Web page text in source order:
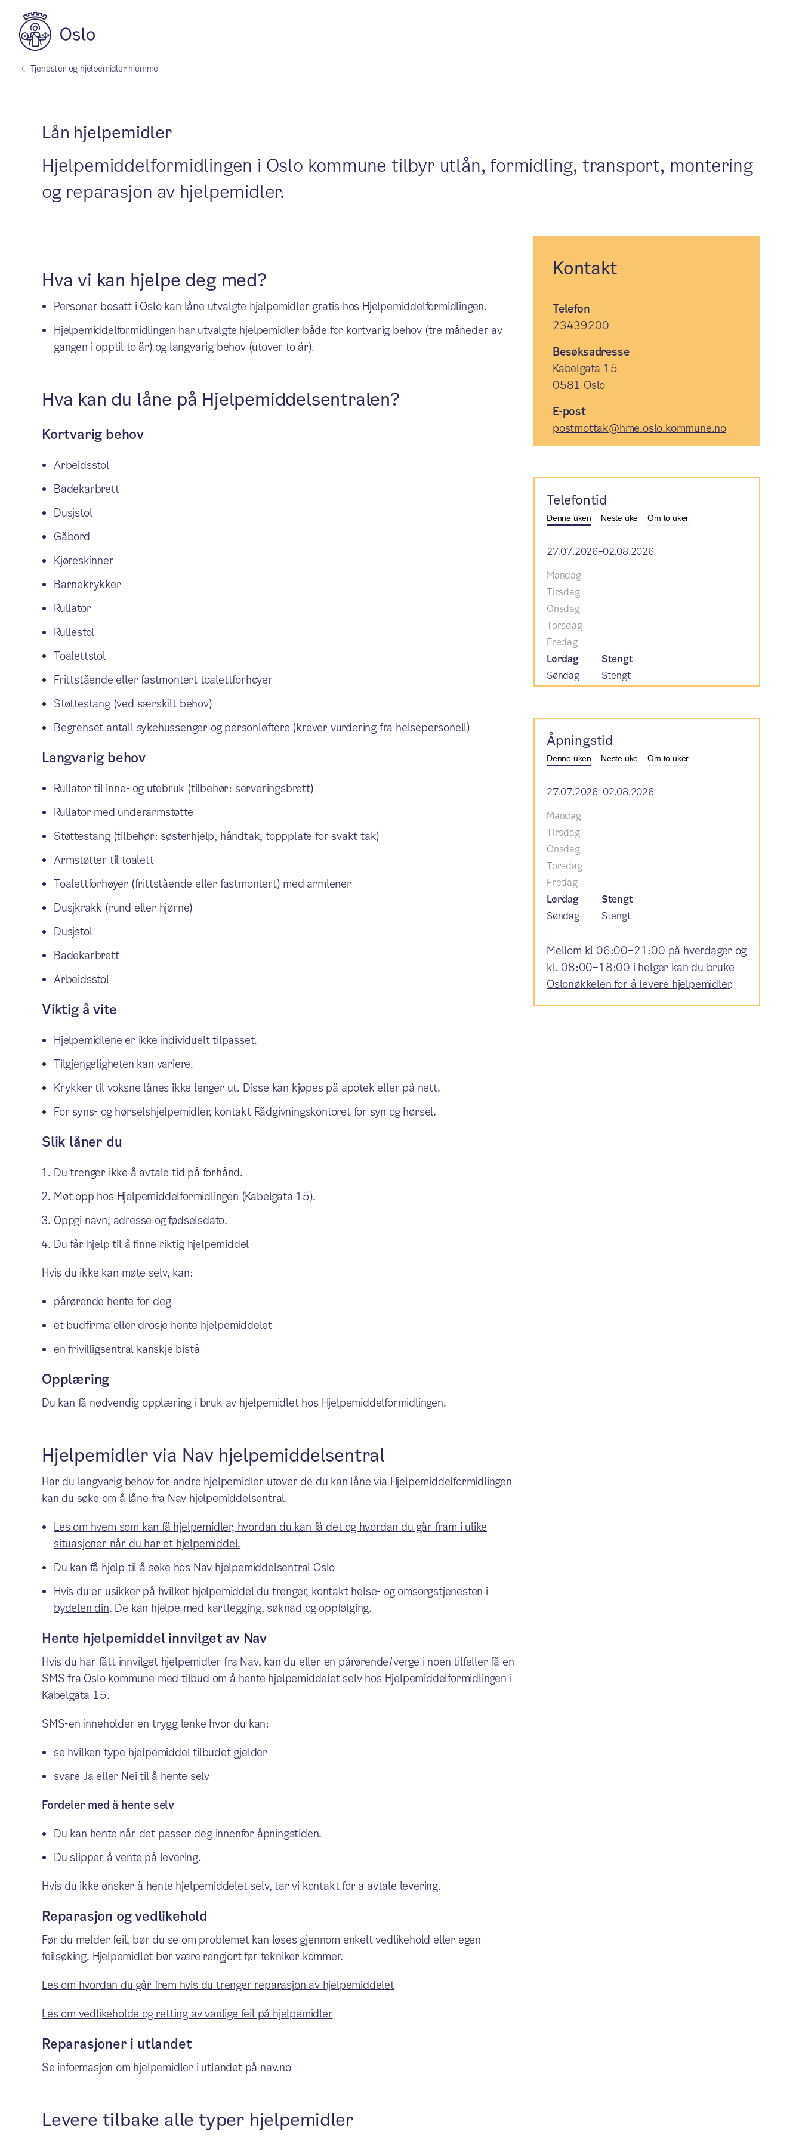
Tjenester og hjelpemidler hjemme
Lån hjelpemidler
Hjelpemiddelformidlingen i Oslo kommune tilbyr utlån, formidling, transport, montering
og reparasjon av hjelpemidler.
Hva vi kan hjelpe deg med?
Personer bosatt i Oslo kan låne utvalgte hjelpemidler gratis hos Hjelpemiddelformidlingen.
Hjelpemiddelformidlingen har utvalgte hjelpemidler både for kortvarig behov (tre måneder av
gangen i opptil to år) og langvarig behov (utover to år).
Hva kan du låne på Hjelpemiddelsentralen?
Kortvarig behov
Arbeidsstol
Badekarbrett
Dusjstol
Gåbord
Kjøreskinner
Barnekrykker
Rullator
Rullestol
Toalettstol
Frittstående eller fastmontert toalettforhøyer
Støttestang (ved særskilt behov)
Begrenset antall sykehussenger og personløftere (krever vurdering fra helsepersonell)
Langvarig behov
Rullator til inne- og utebruk (tilbehør: serveringsbrett)
Rullator med underarmstøtte
Støttestang (tilbehør: søsterhjelp, håndtak, toppplate for svakt tak)
Armstøtter til toalett
Toalettforhøyer (frittstående eller fastmontert) med armlener
Dusjkrakk (rund eller hjørne)
Dusjstol
Badekarbrett
Arbeidsstol
Viktig å vite
Hjelpemidlene er ikke individuelt tilpasset.
Tilgjengeligheten kan variere.
Krykker til voksne lånes ikke lenger ut. Disse kan kjøpes på apotek eller på nett.
For syns- og hørselshjelpemidler, kontakt Rådgivningskontoret for syn og hørsel.
Slik låner du
Du trenger ikke å avtale tid på forhånd.
Møt opp hos Hjelpemiddelformidlingen (Kabelgata 15).
Oppgi navn, adresse og fødselsdato.
Du får hjelp til å finne riktig hjelpemiddel
Hvis du ikke kan møte selv, kan:
pårørende hente for deg
et budfirma eller drosje hente hjelpemiddelet
en frivilligsentral kanskje bistå
Opplæring
Du kan få nødvendig opplæring i bruk av hjelpemidlet hos Hjelpemiddelformidlingen.
Hjelpemidler via Nav hjelpemiddelsentral
Har du langvarig behov for andre hjelpemidler utover de du kan låne via Hjelpemiddelformidlingen
kan du søke om å låne fra Nav hjelpemiddelsentral.
Les om hvem som kan få hjelpemidler, hvordan du kan få det og hvordan du går fram i ulike
situasjoner når du har et hjelpemiddel.
Du kan få hjelp til å søke hos Nav hjelpemiddelsentral Oslo
Hvis du er usikker på hvilket hjelpemiddel du trenger, kontakt helse- og omsorgstjenesten i
bydelen din. De kan hjelpe med kartlegging, søknad og oppfølging.
Hente hjelpemiddel innvilget av Nav
Hvis du har fått innvilget hjelpemidler fra Nav, kan du eller en pårørende/verge i noen tilfeller få en
SMS fra Oslo kommune med tilbud om å hente hjelpemiddelet selv hos Hjelpemiddelformidlingen i
Kabelgata 15.
SMS-en inneholder en trygg lenke hvor du kan:
se hvilken type hjelpemiddel tilbudet gjelder
svare Ja eller Nei til å hente selv
Fordeler med å hente selv
Du kan hente når det passer deg innenfor åpningstiden.
Du slipper å vente på levering.
Hvis du ikke ønsker å hente hjelpemiddelet selv, tar vi kontakt for å avtale levering.
Reparasjon og vedlikehold
Før du melder feil, bør du se om problemet kan løses gjennom enkelt vedlikehold eller egen
feilsøking. Hjelpemidlet bør være rengjort før tekniker kommer.
Les om hvordan du går frem hvis du trenger reparasjon av hjelpemiddelet
Les om vedlikeholde og retting av vanlige feil på hjelpemidler
Reparasjoner i utlandet
Se informasjon om hjelpemidler i utlandet på nav.no
Levere tilbake alle typer hjelpemidler
Kontakt
Telefon
23439200
Besøksadresse
Kabelgata 15
0581 Oslo
E-post
postmottak@hme.oslo.kommune.no
Telefontid
Denne uken Neste uke Om to uker
27.07.2026–02.08.2026
Mandag
Tirsdag
Onsdag
Torsdag
Fredag
Lørdag
Stengt
Søndag
Stengt
Åpningstid
Denne uken Neste uke Om to uker
27.07.2026–02.08.2026
Mandag
Tirsdag
Onsdag
Torsdag
Fredag
Lørdag
Stengt
Søndag
Stengt
Mellom kl 06:00–21:00 på hverdager og
kl. 08:00–18:00 i helger kan du bruke
Oslonøkkelen for å levere hjelpemidler.